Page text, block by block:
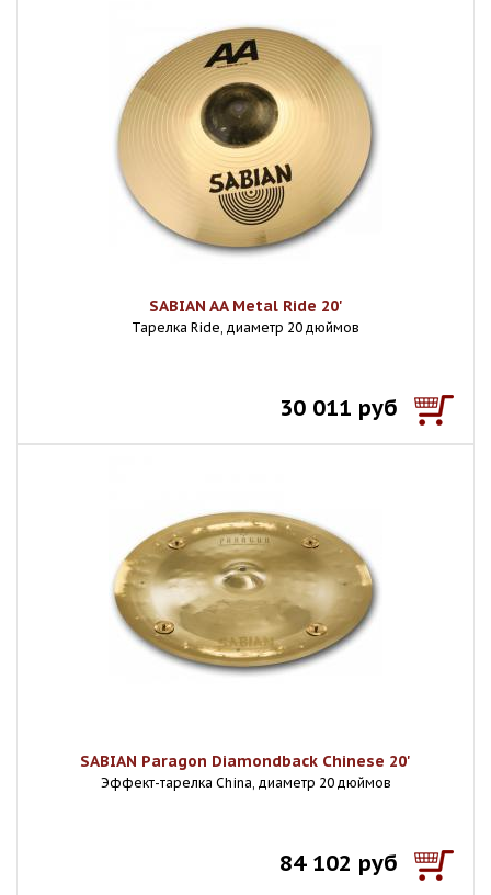
SABIAN AA Metal Ride 20'
Тарелка Ride, диаметр 20 дюймов
30 011 руб
SABIAN Paragon Diamondback Chinese 20'
Эффект-тарелка China, диаметр 20 дюймов
84 102 руб